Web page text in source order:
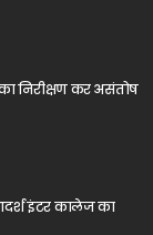
निरीक्षण कर असंतोष
इंटर कालेज का